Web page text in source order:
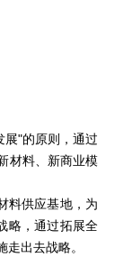
"的原则，通过
材料、新商业模
供应基地，为
略，通过拓展全
出去战略。